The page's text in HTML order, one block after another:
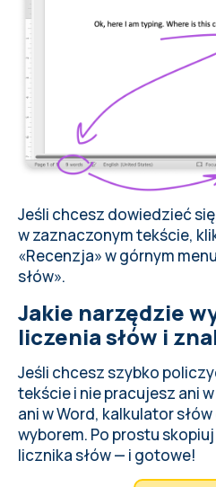
Jeśli chcesz dowiedzieć
w zaznaczonym tekście,
«Recenzja» w górnym
słów».
Jakie narzędzie
liczenia słów i
Jeśli chcesz szybko
tekście i nie pracujesz ani
ani w Word, kalkulator
wyborem. Po prostu
licznika słów — i gotowe!